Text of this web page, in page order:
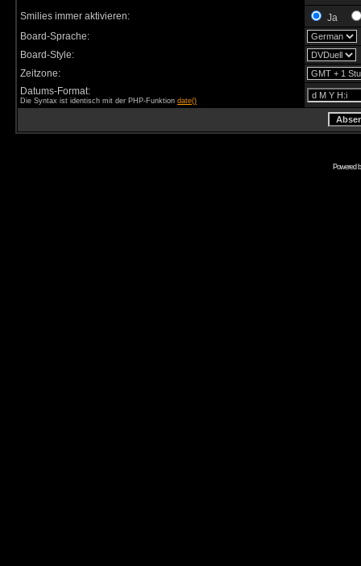
Smilies immer aktivieren:
Ja
Board-Sprache:
Board-Style:
Zeitzone:
Datums-Format:
Die Syntax ist identisch mit der PHP-Funktion date()
Powered